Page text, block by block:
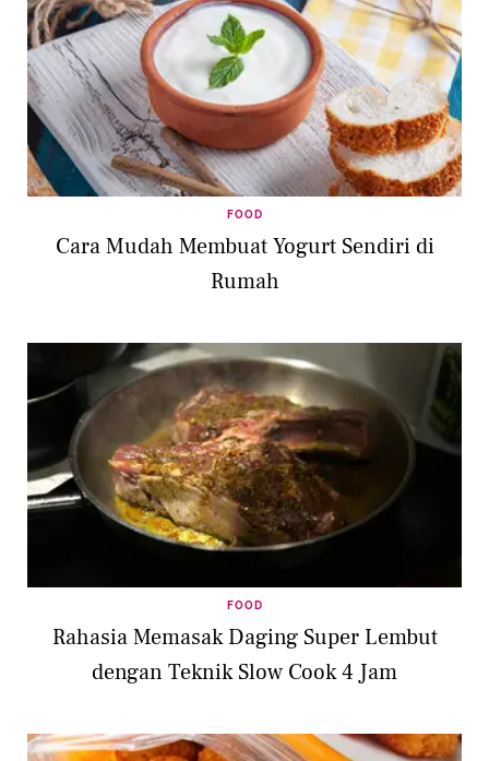
FOOD
Cara Mudah Membuat Yogurt Sendiri di
Rumah
FOOD
Rahasia Memasak Daging Super Lembut
dengan Teknik Slow Cook 4 Jam